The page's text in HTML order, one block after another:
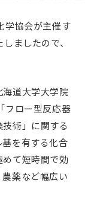
学協会が主催す
ましたので、
道大学大学院
フロー型反応器
術」に関する
を有する化合
て短時間で効
薬など幅広い